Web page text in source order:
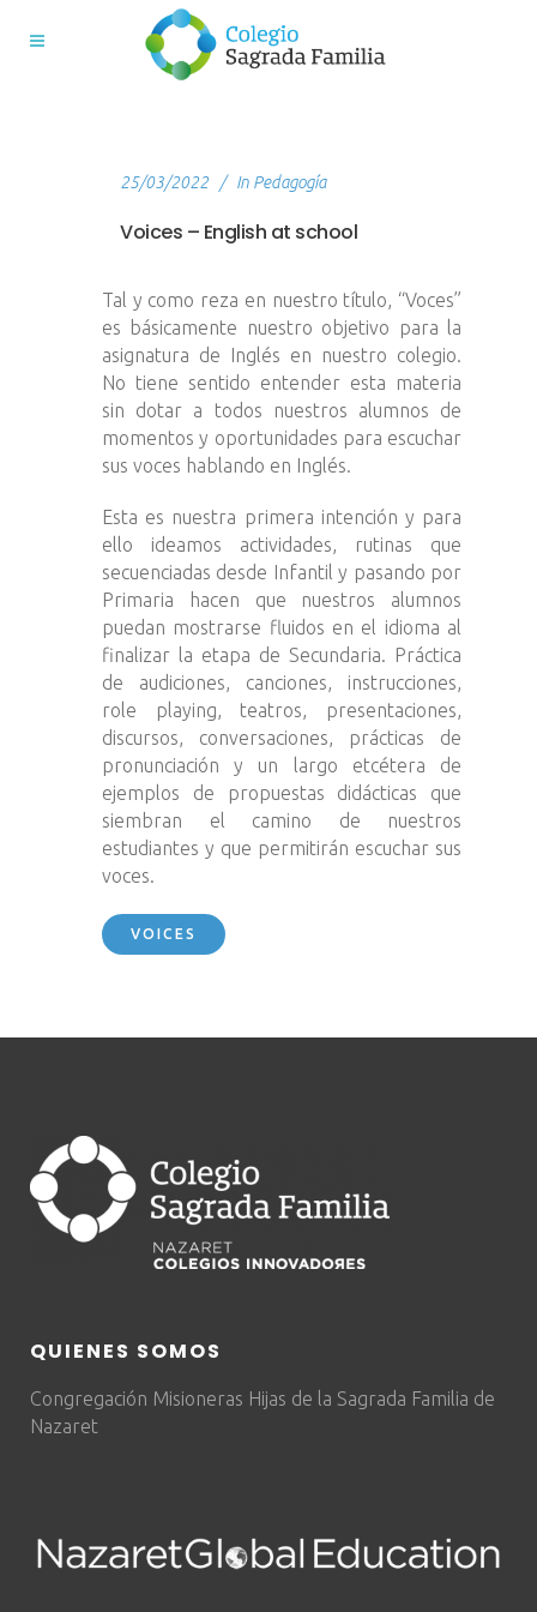
25/03/2022 In Pedagogía
Voices – English at school
Tal y como reza en nuestro título, “Voces”
es básicamente nuestro objetivo para la
asignatura de Inglés en nuestro colegio.
No tiene sentido entender esta materia
sin dotar a todos nuestros alumnos de
momentos y oportunidades para escuchar
sus voces hablando en Inglés.
Esta es nuestra primera intención y para
ello ideamos actividades, rutinas que
secuenciadas desde Infantil y pasando por
Primaria hacen que nuestros alumnos
puedan mostrarse fluidos en el idioma al
finalizar la etapa de Secundaria. Práctica
de audiciones, canciones, instrucciones,
role playing, teatros, presentaciones,
discursos, conversaciones, prácticas de
pronunciación y un largo etcétera de
ejemplos de propuestas didácticas que
siembran el camino de nuestros
estudiantes y que permitirán escuchar sus
voces.
VOICES
QUIENES SOMOS
Congregación Misioneras Hijas de la Sagrada Familia de
Nazaret